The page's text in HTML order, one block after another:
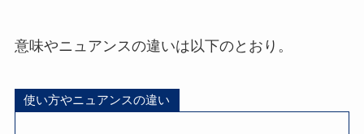
意味やニュアンスの違いは以下のとおり。
使い方やニュアンスの違い